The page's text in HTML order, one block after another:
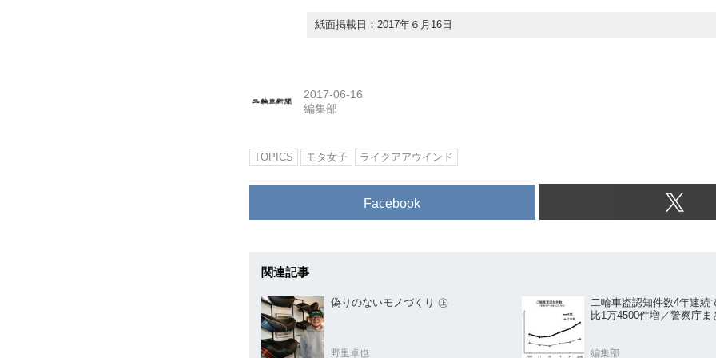
紙面掲載日：2017年６月16日
2017-06-16
編集部
TOPICS モタ女子 ライクアアウインド
Facebook
関連記事
偽りのないモノづくり ㊤
野里卓也
二輪車盗認知件数4年連続
比1万4500件増／警察庁ま
編集部